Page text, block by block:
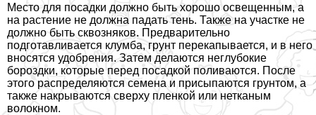
Место для посадки должно быть хорошо освещенным, а
на растение не должна падать тень. Также на участке не
должно быть сквозняков. Предварительно
подготавливается клумба, грунт перекапывается, и в него
вносятся удобрения. Затем делаются неглубокие
бороздки, которые перед посадкой поливаются. После
этого распределяются семена и присыпаются грунтом, а
также накрываются сверху пленкой или нетканым
волокном.